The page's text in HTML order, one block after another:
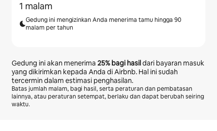
1 malam
Gedung ini mengizinkan Anda menerima tamu hingga 90
malam per tahun
Gedung ini akan menerima 25%bagi hasildari bayaran masuk
yang dikirimkan kepada Anda di Airbnb. Hal ini sudah
tercermin dalam estimasi penghasilan.
Batas jumlah malam, bagi hasil, serta peraturan dan pembatasan
lainnya, atau peraturan setempat, berlaku dan dapat berubah seiring
waktu.